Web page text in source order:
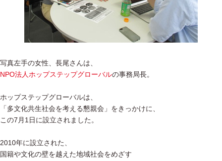
写真左手の女性、長尾さんは、
NPO法人ホップステップグローバルの事務局長。
ホップステップグローバルは、
「多文化共生社会を考える懇親会」をきっかけに、
この7月1日に設立されました。
2010年に設立された、
国籍や文化の壁を越えた地域社会をめざす